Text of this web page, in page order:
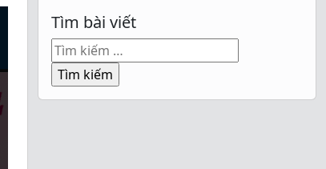
Tìm bài viết
Tìm
kiếm
cho: